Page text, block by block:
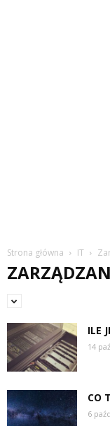
Strona główna IT
ILE
14
CO
6